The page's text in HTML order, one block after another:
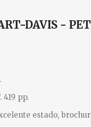
DAVIS -
419 pp.
estado,